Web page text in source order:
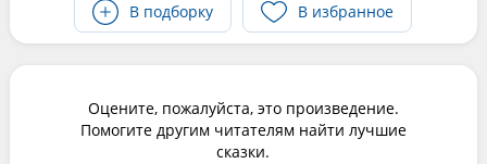
В подборку
В избранное
Оцените, пожалуйста, это произведение.
Помогите другим читателям найти лучшие
сказки.